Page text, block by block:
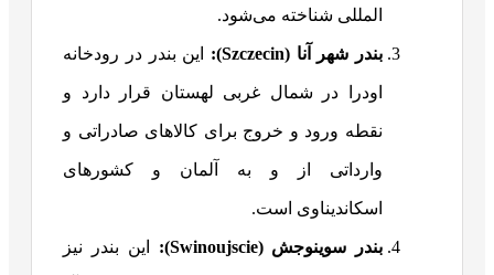
المللی شناخته می‌شود.
بندر شهر آنا (
Szczecin
): این بندر در رودخانه
اودرا در شمال غربی لهستان قرار دارد و
نقطه ورود و خروج برای کالاهای صادراتی و
وارداتی از و به آلمان و کشورهای
اسکاندیناوی است.
بندر سوینوجش (Swinoujscie
): این بندر نیز